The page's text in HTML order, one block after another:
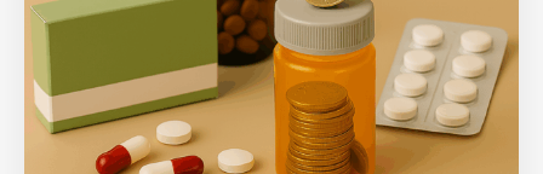
Medikamenten-Tipps
Ratgeber & Lebenshilfe